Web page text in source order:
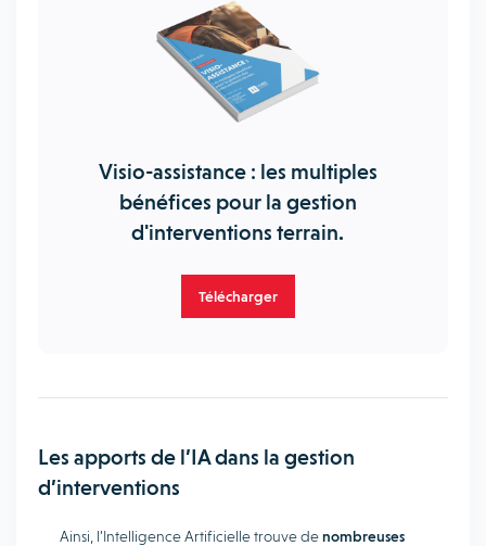
Visio-assistance : les multiples
bénéfices pour la gestion
d'interventions terrain.
Télécharger
Les apports de l’IA dans la gestion
d’interventions
Ainsi, l’Intelligence Artificielle trouve denombreuses